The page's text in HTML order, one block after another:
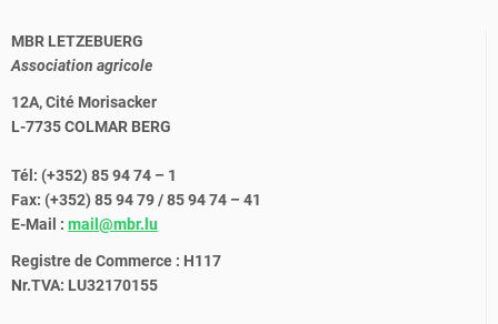
MBR LETZEBUERG
Association agricole
12A, Cité Morisacker
L-7735 COLMAR BERG
Tél: (+352) 85 94 74 – 1
Fax: (+352) 85 94 79 / 85 94 74 – 41
E-Mail : mail@mbr.lu
Registre de Commerce : H117
Nr.TVA: LU32170155